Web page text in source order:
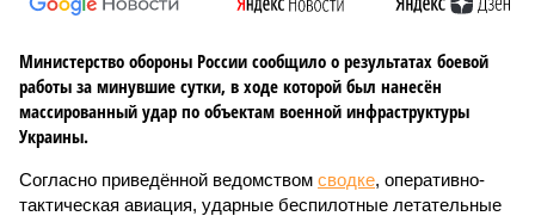
Министерство обороны России сообщило о результатах боевой
работы за минувшие сутки, в ходе которой был нанесён
массированный удар по объектам военной инфраструктуры
Украины.
Согласно приведённой ведомством сводке, оперативно-
тактическая авиация, ударные беспилотные летательные